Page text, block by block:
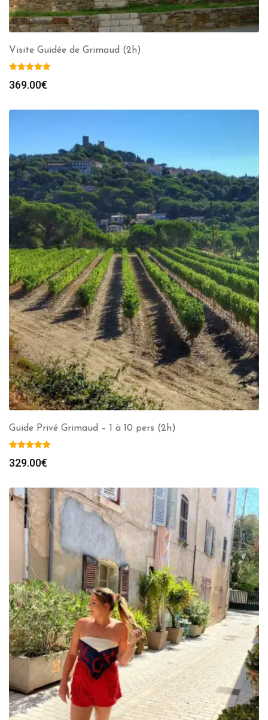
Visite Guidée de Grimaud (2h)
369.00€
Guide Privé Grimaud – 1 à 10 pers (2h)
329.00€